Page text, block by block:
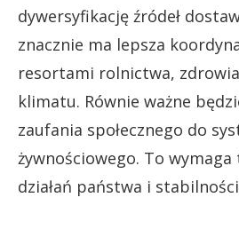
dywersyfikację źródeł
znacznie ma lepsza
resortami rolnictwa,
klimatu. Równie ważne
zaufania społecznego do
żywnościowego. To
działań państwa i